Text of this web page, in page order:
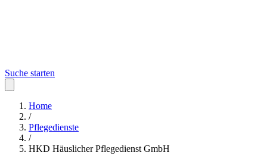
Suche starten
Home
/
Pflegedienste
/
HKD Häuslicher Pflegedienst GmbH